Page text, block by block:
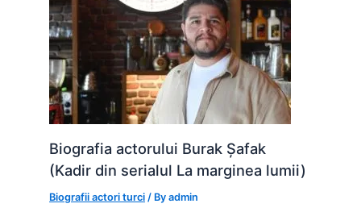
Biografia actorului Burak Șafak
(Kadir din serialul La marginea lumii)
Biografii actori turci / Byadmin